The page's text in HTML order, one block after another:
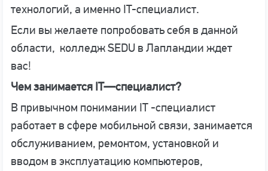
технологий, а именно IT-cпециалист.
Если вы желаете попробовать себя в данной
области, колледж SEDU в Лапландии ждет
вас!
Чем занимается IT—cпециалист?
В привычном понимании IT -специалист
работает в сфере мобильной связи, занимается
обслуживанием, ремонтом, установкой и
вводом в эксплуатацию компьютеров,